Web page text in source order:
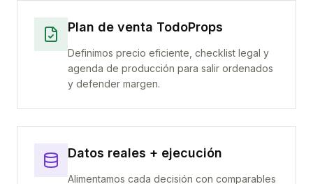
Plan de venta TodoProps
Definimos precio eficiente, checklist legal y
agenda de producción para salir ordenados
y defender margen.
Datos reales + ejecución
Alimentamos cada decisión con comparables